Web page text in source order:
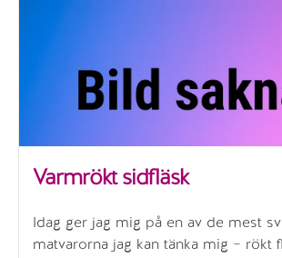
Varmrökt sidfläsk
Idag ger jag mig på en av de mest
matvarorna jag kan tänka mig – rökt